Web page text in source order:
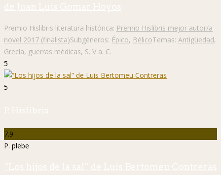
de Juan Luis Gomar Hoyos
Premio Hislibris literatura histórica: Premio Hislibris mejor autor/a
novel 2017 (finalista)Subgéneros: Épico, BélicoTemas: Antigüedad,
Grecia, guerras médicas, S. V a. C.
5
5
P. Hislibris
7.9
P. plebe
“Los hijos de la sal” de Luis Bertomeu Contreras